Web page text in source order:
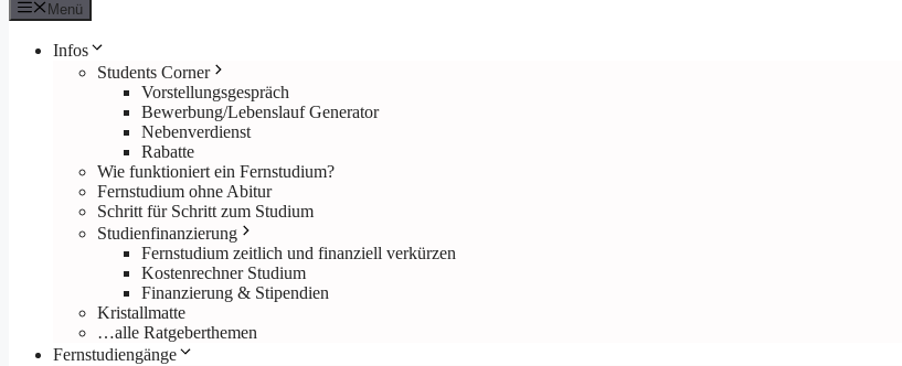
Menü
Infos
Students Corner
Vorstellungsgespräch
Bewerbung/Lebenslauf Generator
Nebenverdienst
Rabatte
Wie funktioniert ein Fernstudium?
Fernstudium ohne Abitur
Schritt für Schritt zum Studium
Studienfinanzierung
Fernstudium zeitlich und finanziell verkürzen
Kostenrechner Studium
Finanzierung & Stipendien
Kristallmatte
…alle Ratgeberthemen
Fernstudiengänge